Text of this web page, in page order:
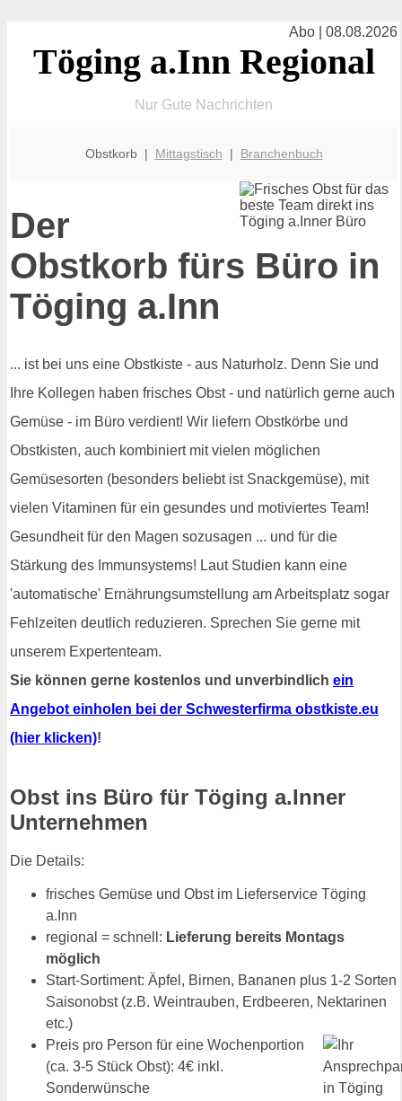
Abo | 08.08.2026
Töging a.Inn Regional
Nur Gute Nachrichten
Obstkorb | Mittagstisch | Branchenbuch
Der
Obstkorb fürs Büro in
Töging a.Inn
... ist bei uns eine Obstkiste - aus Naturholz. Denn Sie und
Ihre Kollegen haben frisches Obst - und natürlich gerne auch
Gemüse - im Büro verdient! Wir liefern Obstkörbe und
Obstkisten, auch kombiniert mit vielen möglichen
Gemüsesorten (besonders beliebt ist Snackgemüse), mit
vielen Vitaminen für ein gesundes und motiviertes Team!
Gesundheit für den Magen sozusagen ... und für die
Stärkung des Immunsystems! Laut Studien kann eine
'automatische' Ernährungsumstellung am Arbeitsplatz sogar
Fehlzeiten deutlich reduzieren. Sprechen Sie gerne mit
unserem Expertenteam.
Sie können gerne kostenlos und unverbindlich ein
Angebot einholen bei der Schwesterfirma obstkiste.eu
(hier klicken)!
Obst ins Büro für Töging a.Inner
Unternehmen
Die Details:
frisches Gemüse und Obst im Lieferservice Töging
a.Inn
regional = schnell: Lieferung bereits Montags
möglich
Start-Sortiment: Äpfel, Birnen, Bananen plus 1-2 Sorten
Saisonobst (z.B. Weintrauben, Erdbeeren, Nektarinen
etc.)
Preis pro Person für eine Wochenportion
(ca. 3-5 Stück Obst): 4€ inkl.
Sonderwünsche